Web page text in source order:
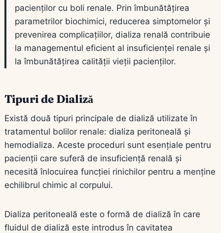
pacienților cu boli renale. Prin îmbunătățirea
parametrilor biochimici, reducerea simptomelor și
prevenirea complicațiilor, dializa renală contribuie
la managementul eficient al insuficienței renale și
la îmbunătățirea calității vieții pacienților.
Tipuri de Dializă
Există două tipuri principale de dializă utilizate în
tratamentul bolilor renale: dializa peritoneală și
hemodializa. Aceste proceduri sunt esențiale pentru
pacienții care suferă de insuficiență renală și
necesită înlocuirea funcției rinichilor pentru a menține
echilibrul chimic al corpului.
Dializa peritoneală este o formă de dializă în care
fluidul de dializă este introdus în cavitatea